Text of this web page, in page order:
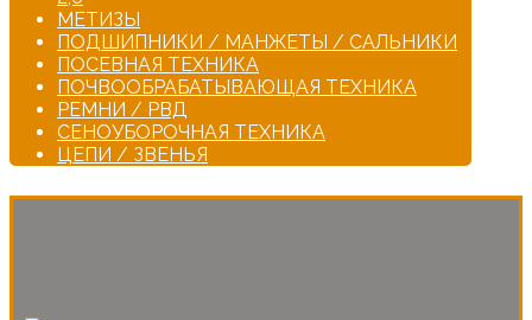
МЕТИЗЫ
ПОДШИПНИКИ / МАНЖЕТЫ / САЛЬНИКИ
ПОСЕВНАЯ ТЕХНИКА
ПОЧВООБРАБАТЫВАЮЩАЯ ТЕХНИКА
РЕМНИ / РВД
СЕНОУБОРОЧНАЯ ТЕХНИКА
ЦЕПИ / ЗВЕНЬЯ